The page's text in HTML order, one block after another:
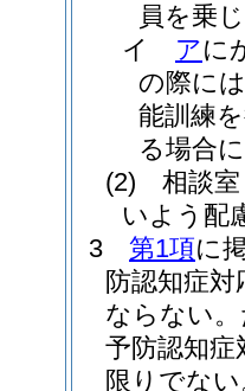
員を乗
イ
アに
の際に
能訓練
る場合
(2)
相談
いよう配
3
第1項に
防認知症
ならない。
予防認知
限りでな